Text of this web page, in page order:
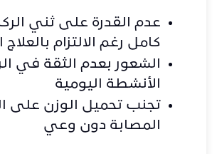
عدم القدرة على ثني
كامل رغم الالتزام
الشعور بعدم الثقة في
الأنشطة اليومية
تجنب تحميل الوزن على
المصابة دون وعي